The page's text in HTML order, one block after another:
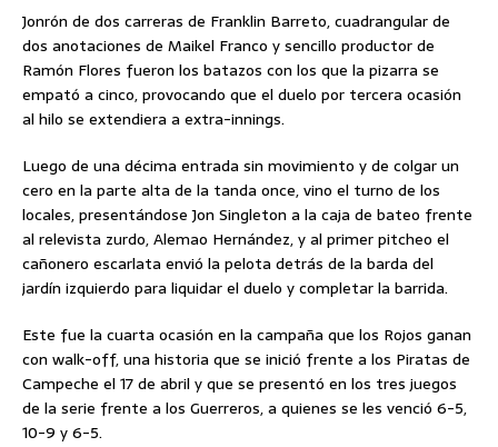
Jonrón de dos carreras de Franklin Barreto, cuadrangular de
dos anotaciones de Maikel Franco y sencillo productor de
Ramón Flores fueron los batazos con los que la pizarra se
empató a cinco, provocando que el duelo por tercera ocasión
al hilo se extendiera a extra-innings.
Luego de una décima entrada sin movimiento y de colgar un
cero en la parte alta de la tanda once, vino el turno de los
locales, presentándose Jon Singleton a la caja de bateo frente
al relevista zurdo, Alemao Hernández, y al primer pitcheo el
cañonero escarlata envió la pelota detrás de la barda del
jardín izquierdo para liquidar el duelo y completar la barrida.
Este fue la cuarta ocasión en la campaña que los Rojos ganan
con walk-off, una historia que se inició frente a los Piratas de
Campeche el 17 de abril y que se presentó en los tres juegos
de la serie frente a los Guerreros, a quienes se les venció 6-5,
10-9 y 6-5.